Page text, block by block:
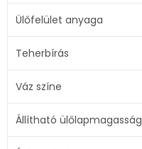
Ülőfelület anyaga
Teherbírás
Váz színe
Állítható ülőlapmagasság